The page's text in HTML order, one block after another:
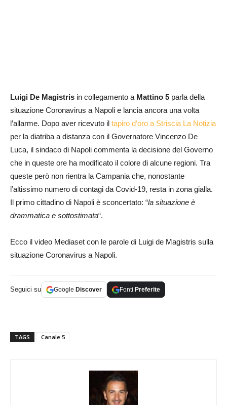
Luigi De Magistris in collegamento a Mattino 5 parla della
situazione Coronavirus a Napoli e lancia ancora una volta
l’allarme. Dopo aver ricevuto il tapiro d’oro a Striscia La Notizia
per la diatriba a distanza con il Governatore Vincenzo De
Luca, il sindaco di Napoli commenta la decisione del Governo
che in queste ore ha modificato il colore di alcune regioni. Tra
queste però non rientra la Campania che, nonostante
l’altissimo numero di contagi da Covid-19, resta in zona gialla.
Il primo cittadino di Napoli è sconcertato: “la situazione è
drammatica e sottostimata“.
Ecco il video Mediaset con le parole di Luigi de Magistris sulla
situazione Coronavirus a Napoli.
Seguici su Google Discover Fonti Preferite
TAGS Canale 5